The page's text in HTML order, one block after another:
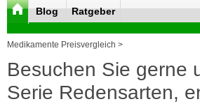
Blog Ratgeber
Medikamente Preisvergleich >
Besuchen Sie gerne
Serie Redensarten,